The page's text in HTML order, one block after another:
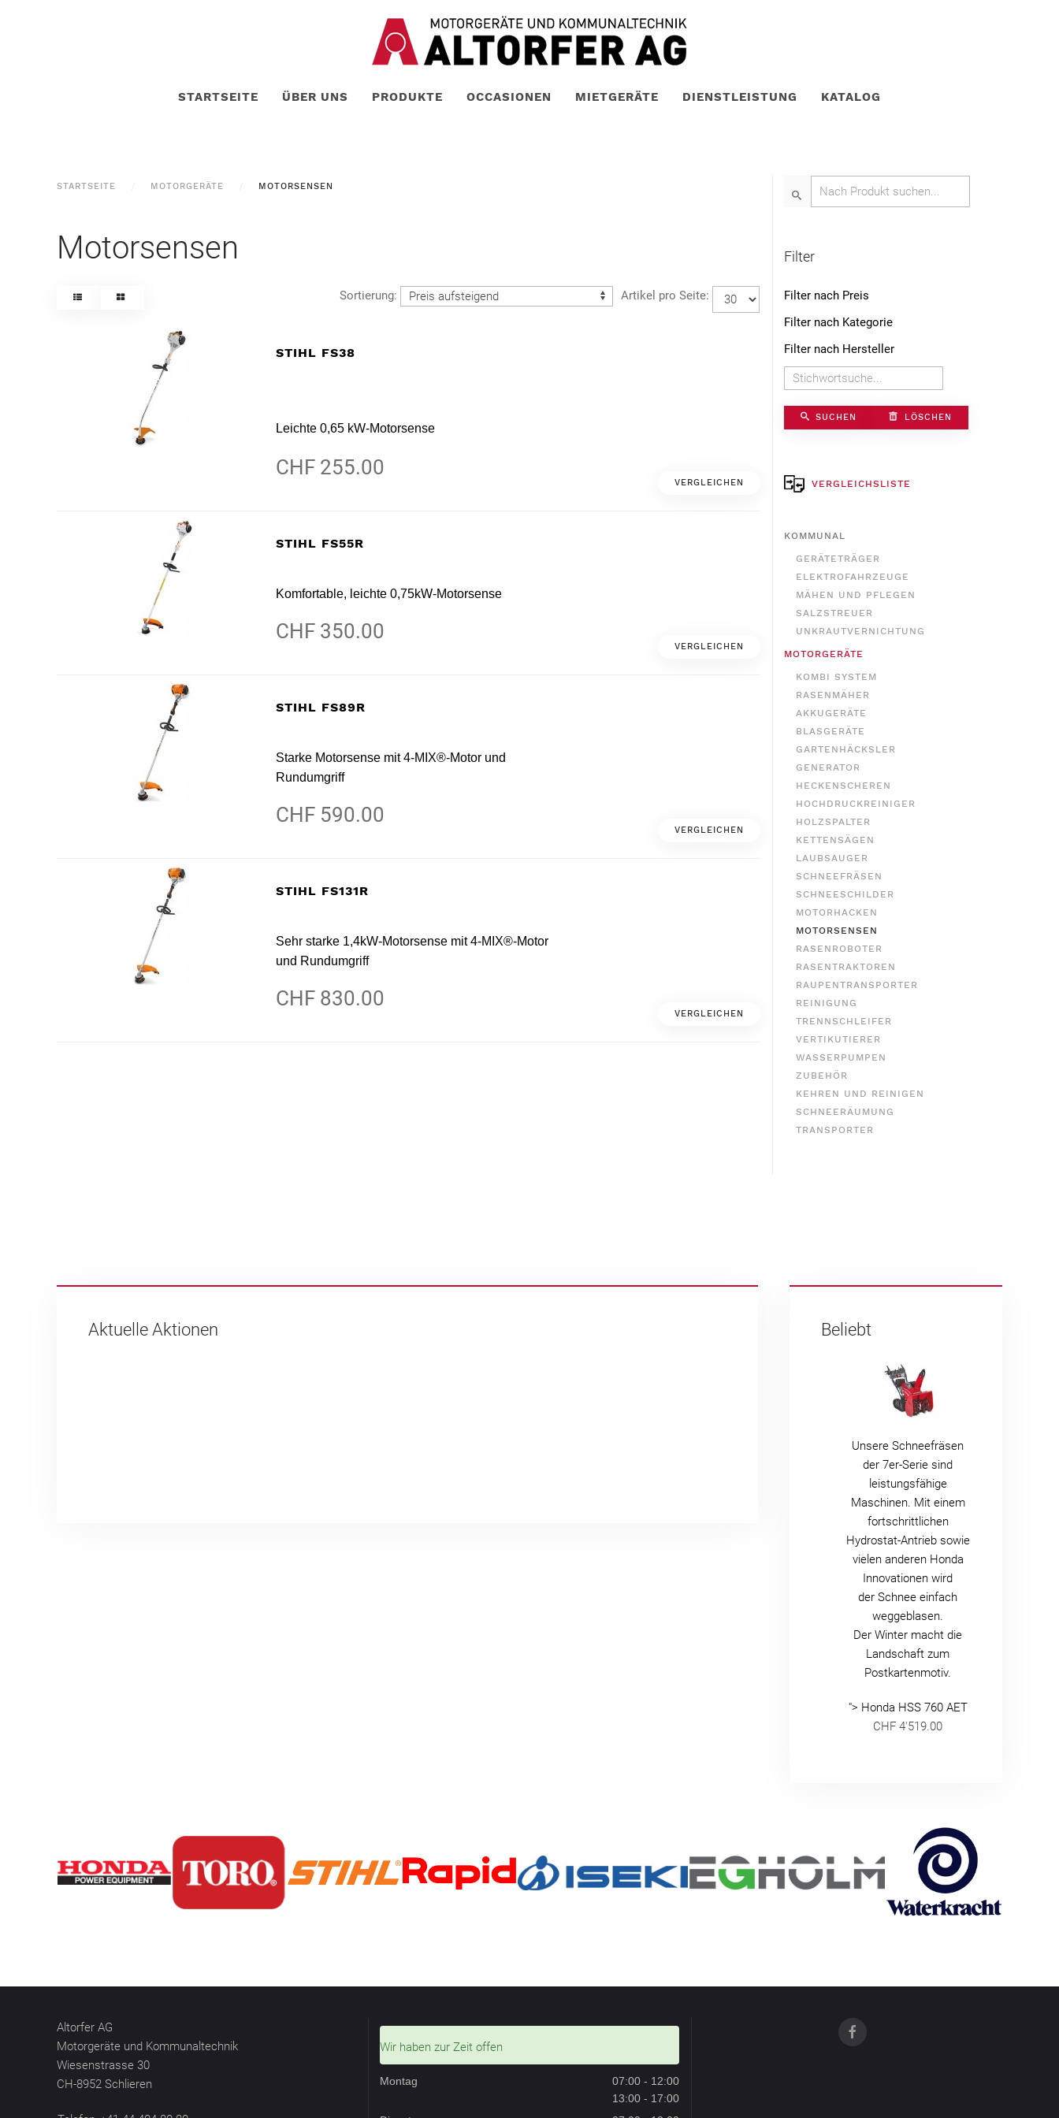
STARTSEITE ÜBER UNS PRODUKTE OCCASIONEN MIETGERÄTE DIENSTLEISTUNG KATALOG
STARTSEITE MOTORGERÄTE MOTORSENSEN
Motorsensen
Artikel pro Seite:
Sortierung:
STIHL FS38
Leichte 0,65 kW-Motorsense
CHF 255.00
VERGLEICHEN
STIHL FS55R
Komfortable, leichte 0,75kW-Motorsense
CHF 350.00
VERGLEICHEN
STIHL FS89R
Starke Motorsense mit 4-MIX®-Motor und
Rundumgriff
CHF 590.00
VERGLEICHEN
STIHL FS131R
Sehr starke 1,4kW-Motorsense mit 4-MIX®-Motor
und Rundumgriff
CHF 830.00
VERGLEICHEN
Filter
Filter nach Preis
Filter nach Kategorie
Filter nach Hersteller
SUCHEN LÖSCHEN
VERGLEICHSLISTE
KOMMUNAL
GERÄTETRÄGER
ELEKTROFAHRZEUGE
MÄHEN UND PFLEGEN
SALZSTREUER
UNKRAUTVERNICHTUNG
MOTORGERÄTE
KOMBI SYSTEM
RASENMÄHER
AKKUGERÄTE
BLASGERÄTE
GARTENHÄCKSLER
GENERATOR
HECKENSCHEREN
HOCHDRUCKREINIGER
HOLZSPALTER
KETTENSÄGEN
LAUBSAUGER
SCHNEEFRÄSEN
SCHNEESCHILDER
MOTORHACKEN
MOTORSENSEN
RASENROBOTER
RASENTRAKTOREN
RAUPENTRANSPORTER
REINIGUNG
TRENNSCHLEIFER
VERTIKUTIERER
WASSERPUMPEN
ZUBEHÖR
KEHREN UND REINIGEN
SCHNEERÄUMUNG
TRANSPORTER
Aktuelle Aktionen Beliebt
Unsere Schneefräsen
der 7er-Serie sind
leistungsfähige
Maschinen. Mit einem
fortschrittlichen
Hydrostat-Antrieb sowie
vielen anderen Honda
Innovationen wird
der Schnee einfach
weggeblasen.
Der Winter macht die
Landschaft zum
Postkartenmotiv.
"> Honda HSS 760 AET
CHF 4'519.00
Altorfer AG
Motorgeräte und Kommunaltechnik
Wiesenstrasse 30
CH-8952 Schlieren
Wir haben zur Zeit offen
Montag
07:00 - 12:00
13:00 - 17:00